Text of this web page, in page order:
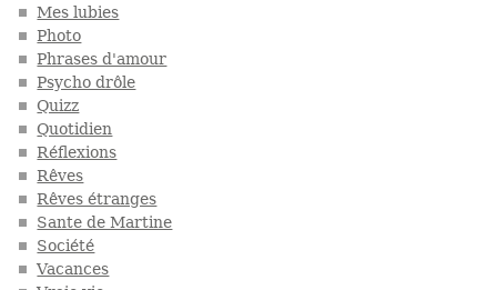
Mes lubies
Photo
Phrases d'amour
Psycho drôle
Quizz
Quotidien
Réflexions
Rêves
Rêves étranges
Sante de Martine
Société
Vacances